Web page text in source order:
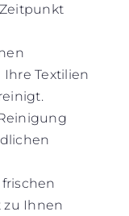
Textilien
zu Ihnen